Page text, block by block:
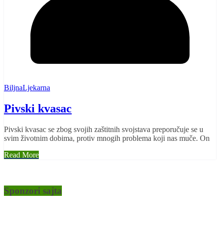
BiljnaLjekarna
Pivski kvasac
Pivski kvasac se zbog svojih zaštitnih svojstava preporučuje se u
svim životnim dobima, protiv mnogih problema koji nas muče. On
Read More
Sponzori sajta